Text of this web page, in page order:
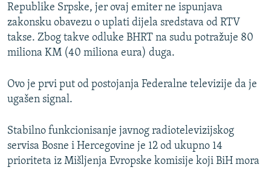
Republike Srpske, jer ovaj emiter ne ispunjava
zakonsku obavezu o uplati dijela sredstava od RTV
takse. Zbog takve odluke BHRT na sudu potražuje 80
miliona KM (40 miliona eura) duga.
Ovo je prvi put od postojanja Federalne televizije da je
ugašen signal.
Stabilno funkcionisanje javnog radiotelevizijskog
servisa Bosne i Hercegovine je 12 od ukupno 14
prioriteta iz Mišljenja Evropske komisije koji BiH mora